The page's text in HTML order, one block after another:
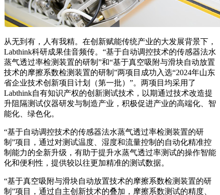
从无到有，人有我精。在创新赋能传统产业的大发展背景下，
Labthink科研成果佳音频传。“基于自动调控技术的传感器法水
蒸气透过率检测装置的研制”和“基于真空吸附与滑块自动放置
技术的摩擦系数检测装置的研制”两项目成功入选“2024年山东
省企业技术创新项目计划（第一批）”。两项目均采用了
Labthink自有知识产权的创新测试技术，以期通过技术改造提
升阻隔测试仪器研发与制造产业，积极促进产业的高端化、智
能化、绿色化。
“基于自动调控技术的传感器法水蒸气透过率检测装置的研
制”项目，通过对测试温度、湿度和流量控制的自动化精准控
制能力的全新升级，有助于提升水蒸气透过率测试的操作智能
化和便利性，提供较以往更加精准的测试数据。
“基于真空吸附与滑块自动放置技术的摩擦系数检测装置的研
制”项目，通过自主创新技术的叠加，摩擦系数测试的精度、